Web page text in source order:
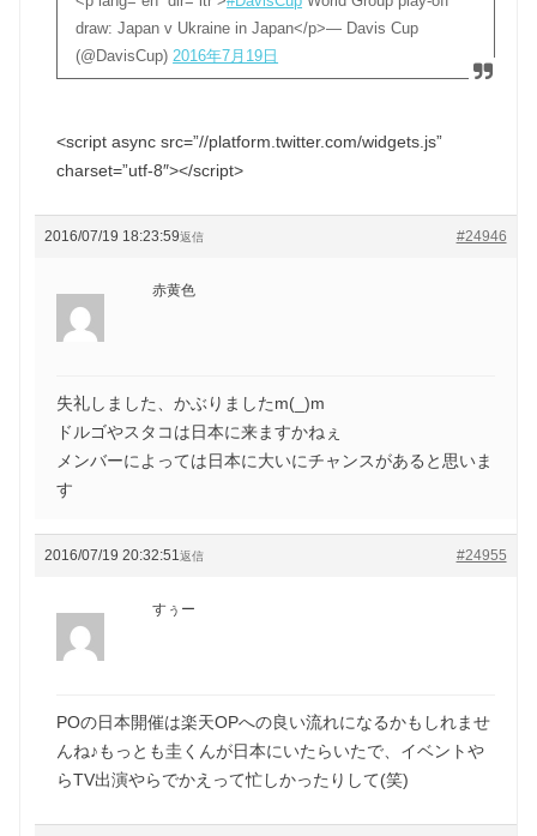
draw: Japan v Ukraine in Japan</p>— Davis Cup
(@DavisCup) 2016年7月19日
<script async src=”//platform.twitter.com/widgets.js”
charset=”utf-8″></script>
2016/07/19 18:23:59 #24946
返信
赤黄色
失礼しました、かぶりましたm(_)m
ドルゴやスタコは日本に来ますかねぇ
メンバーによっては日本に大いにチャンスがあると思いま
す
2016/07/19 20:32:51 #24955
返信
すぅー
POの日本開催は楽天OPへの良い流れになるかもしれませ
んね♪もっとも圭くんが日本にいたらいたで、イベントや
らTV出演やらでかえって忙しかったりして(笑)